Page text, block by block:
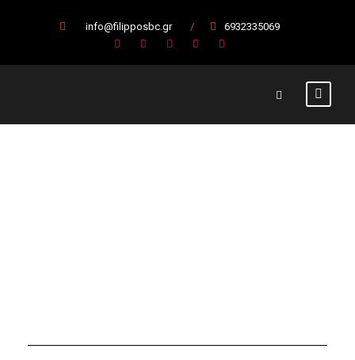
info@filipposbc.gr / 6932335069